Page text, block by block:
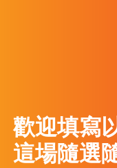
歡迎填寫
這場隨選